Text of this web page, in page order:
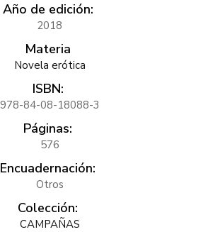
Año de edición:
2018
Materia
Novela erótica
ISBN:
978-84-08-18088-3
Páginas:
576
Encuadernación:
Otros
Colección:
CAMPAÑAS